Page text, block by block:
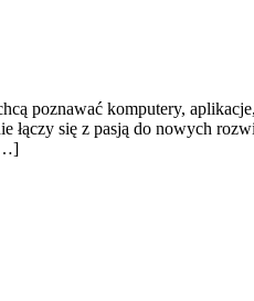
poznawać komputery,
łączy się z pasją do nowych